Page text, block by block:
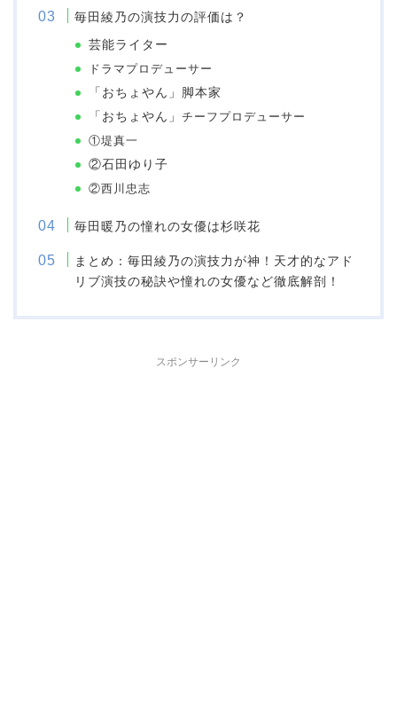
毎田綾乃の演技力の評価は？
芸能ライター
ドラマプロデューサー
「おちょやん」脚本家
「おちょやん」チーフプロデューサー
①堤真一
②石田ゆり子
②西川忠志
毎田暖乃の憧れの女優は杉咲花
まとめ：毎田綾乃の演技力が神！天才的なアド
リブ演技の秘訣や憧れの女優など徹底解剖！
スポンサーリンク